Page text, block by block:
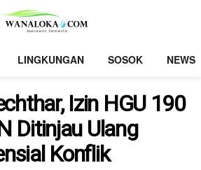
LINGKUNGAN SOSOK NEWS
Izin HGU 190
Ditinjau Ulang
Konflik